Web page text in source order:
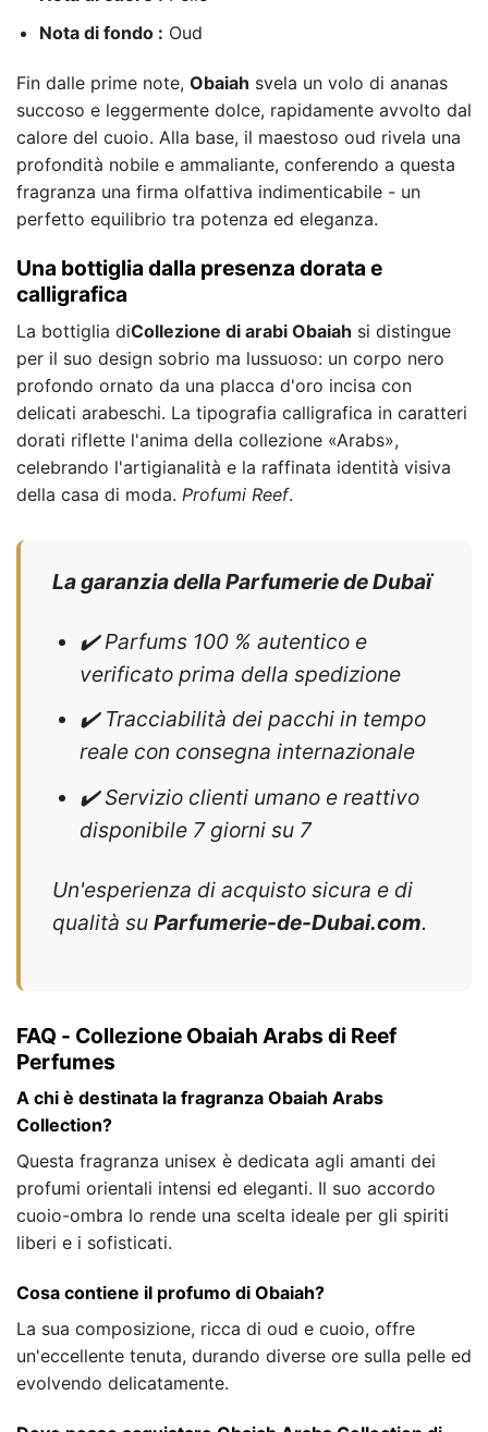
Nota di fondo : Oud
Fin dalle prime note, Obaiah svela un volo di ananas
succoso e leggermente dolce, rapidamente avvolto dal
calore del cuoio. Alla base, il maestoso oud rivela una
profondità nobile e ammaliante, conferendo a questa
fragranza una firma olfattiva indimenticabile - un
perfetto equilibrio tra potenza ed eleganza.
Una bottiglia dalla presenza dorata e
calligrafica
La bottiglia diCollezione di arabi Obaiah si distingue
per il suo design sobrio ma lussuoso: un corpo nero
profondo ornato da una placca d'oro incisa con
delicati arabeschi. La tipografia calligrafica in caratteri
dorati riflette l'anima della collezione «Arabs»,
celebrando l'artigianalità e la raffinata identità visiva
della casa di moda. Profumi Reef.
La garanzia della Parfumerie de Dubaï
✔️ Parfums 100 % autentico e
verificato prima della spedizione
✔️ Tracciabilità dei pacchi in tempo
reale con consegna internazionale
✔️ Servizio clienti umano e reattivo
disponibile 7 giorni su 7
Un'esperienza di acquisto sicura e di
qualità su Parfumerie-de-Dubai.com.
FAQ - Collezione Obaiah Arabs di Reef
Perfumes
A chi è destinata la fragranza Obaiah Arabs
Collection?
Questa fragranza unisex è dedicata agli amanti dei
profumi orientali intensi ed eleganti. Il suo accordo
cuoio-ombra lo rende una scelta ideale per gli spiriti
liberi e i sofisticati.
Cosa contiene il profumo di Obaiah?
La sua composizione, ricca di oud e cuoio, offre
un'eccellente tenuta, durando diverse ore sulla pelle ed
evolvendo delicatamente.